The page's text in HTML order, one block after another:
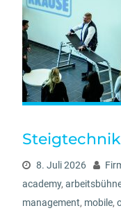
Steigtechnik
8. Juli 2026
academy,
management, mobile,